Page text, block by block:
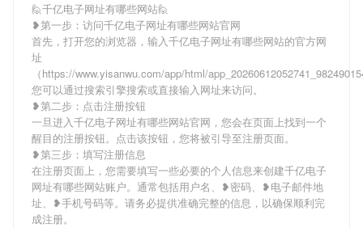
🙋千亿电子网址有哪些网站🙋
❥第一步：访问千亿电子网址有哪些网站官网
首先，打开您的浏览器，输入千亿电子网址有哪些网站的官方网
址
（https://www.yisanwu.com/app/html/
您可以通过搜索引擎搜索或直接输入网址来访问。
❥第二步：点击注册按钮
一旦进入千亿电子网址有哪些网站官网，您会在页面上找到一个
醒目的注册按钮。点击该按钮，您将被引导至注册页面。
❥第三步：填写注册信息
在注册页面上，您需要填写一些必要的个人信息来创建千亿电子
网址有哪些网站账户。通常包括用户名、❥密码、❥电子邮件地
址、❥手机号码等。请务必提供准确完整的信息，以确保顺利完
成注册。